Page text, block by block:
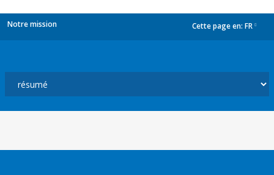
Notre mission Cette page en: FR